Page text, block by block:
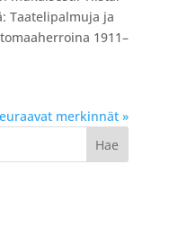
Taatelipalmuja ja
1911–
merkinnät »